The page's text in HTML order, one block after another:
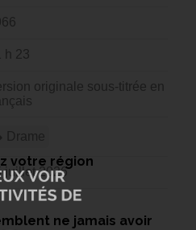
h 23
originale sous-titrée en
juillet 2026
ne jamais avoir
votre région